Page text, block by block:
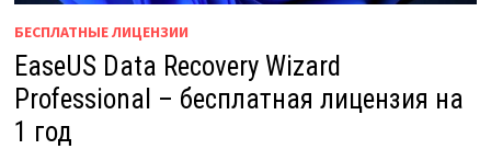
БЕСПЛАТНЫЕ ЛИЦЕНЗИИ
EaseUS Data Recovery Wizard
Professional – бесплатная лицензия на
1 год